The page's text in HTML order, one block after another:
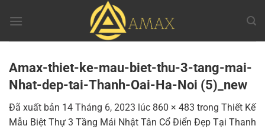
đến
Amax-thiet-ke-mau-biet-thu-3-tang-mai-
Nhat-dep-tai-Thanh-Oai-Ha-Noi (5)_new
Đã xuất bản 14 Tháng 6, 2023 lúc 860 × 483 trong Thiết Kế
Mẫu Biệt Thự 3 Tầng Mái Nhật Tân Cổ Điển Đẹp Tại Thanh